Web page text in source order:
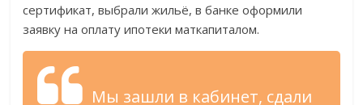
сертификат, выбрали жильё, в банке оформили
заявку на оплату ипотеки маткапиталом.
Мы зашли в кабинет, сдали